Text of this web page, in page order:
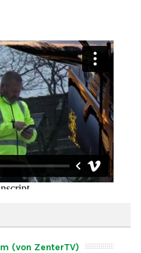
(von ZenterTV)